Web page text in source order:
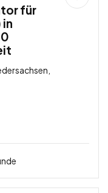
für